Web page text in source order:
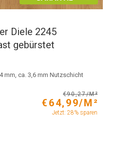
Diele 2245
gebürstet
mm, ca. 3,6 mm Nutzschicht
€90,27/M²
€64,99/M²
Jetzt: 28% sparen